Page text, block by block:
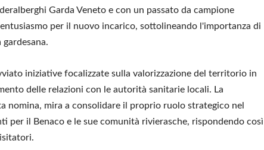
Garda Veneto e con un passato da campione
per il nuovo incarico, sottolineando l'importanza di
iniziative focalizzate sulla valorizzazione del territorio in
delle relazioni con le autorità sanitarie locali. La
nomina, mira a consolidare il proprio ruolo strategico nel
per il Benaco e le sue comunità rivierasche, rispondendo così